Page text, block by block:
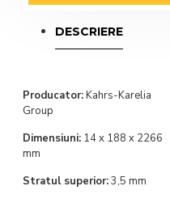
DESCRIERE
Producator:Kahrs-Karelia
Group
Dimensiuni: 14 x 188 x 2266
mm
Stratul superior:3,5 mm